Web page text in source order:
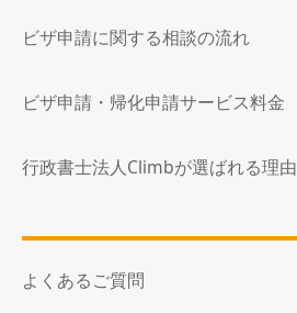
ビザ申請に関する相談の流れ
ビザ申請・帰化申請サービス料金
行政書士法人Climbが選ばれる理由
よくあるご質問